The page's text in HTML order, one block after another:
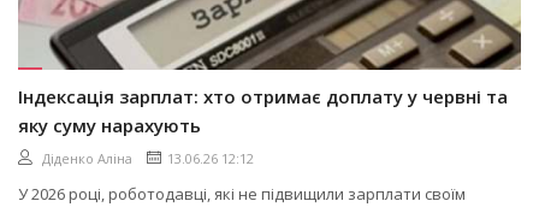
Індексація зарплат: хто отримає доплату у червні та
яку суму нарахують
Діденко Аліна 13.06.26 12:12
У 2026 році, роботодавці, які не підвищили зарплати своїм